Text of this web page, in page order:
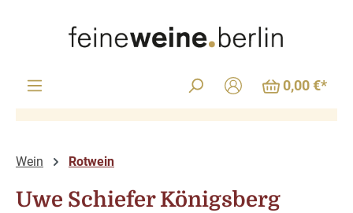
0,00 €*
Wein Rotwein
Uwe Schiefer Königsberg